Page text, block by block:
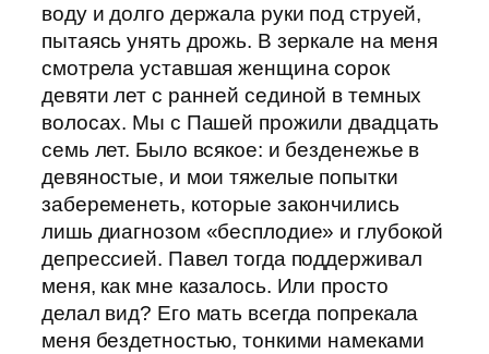
воду и долго держала руки под струей,
пытаясь унять дрожь. В зеркале на меня
смотрела уставшая женщина сорок
девяти лет с ранней сединой в темных
волосах. Мы с Пашей прожили двадцать
семь лет. Было всякое: и безденежье в
девяностые, и мои тяжелые попытки
забеременеть, которые закончились
лишь диагнозом «бесплодие» и глубокой
депрессией. Павел тогда поддерживал
меня, как мне казалось. Или просто
делал вид? Его мать всегда попрекала
меня бездетностью, тонкими намеками